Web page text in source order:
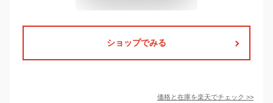
ショップでみる
価格と在庫を楽天でチェック >>